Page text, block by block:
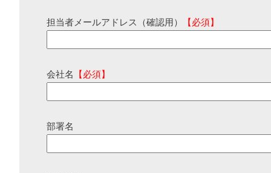
担当者メールアドレス（確認用） 【必須】
会社名 【必須】
部署名